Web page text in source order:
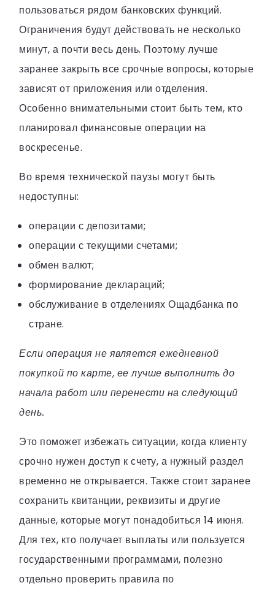
пользоваться рядом банковских функций.
Ограничения будут действовать не несколько
минут, а почти весь день. Поэтому лучше
заранее закрыть все срочные вопросы, которые
зависят от приложения или отделения.
Особенно внимательными стоит быть тем, кто
планировал финансовые операции на
воскресенье.
Во время технической паузы могут быть
недоступны:
операции с депозитами;
операции с текущими счетами;
обмен валют;
формирование деклараций;
обслуживание в отделениях Ощадбанка по
стране.
Если операция не является ежедневной
покупкой по карте, ее лучше выполнить до
начала работ или перенести на следующий
день.
Это поможет избежать ситуации, когда клиенту
срочно нужен доступ к счету, а нужный раздел
временно не открывается. Также стоит заранее
сохранить квитанции, реквизиты и другие
данные, которые могут понадобиться 14 июня.
Для тех, кто получает выплаты или пользуется
государственными программами, полезно
отдельно проверить правила по